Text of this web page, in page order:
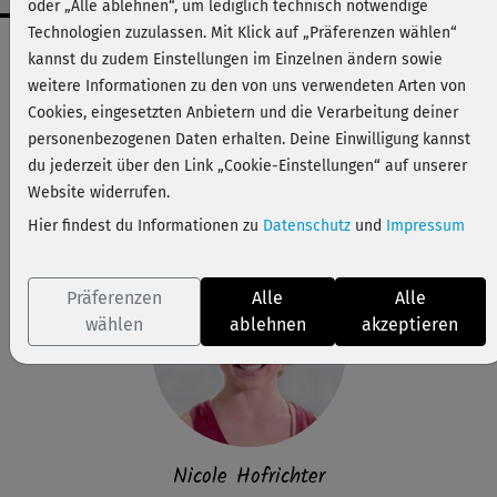
Workout-Facts
mittelschwer
23 Min
159 kcal
Nicole Hofrichter
Matte
Nicole Hofrichter
oder „Alle ablehnen“, um lediglich technisch notwendige
Technologien zuzulassen. Mit Klick auf „Präferenzen wählen“
kannst du zudem Einstellungen im Einzelnen ändern sowie
weitere Informationen zu den von uns verwendeten Arten von
Cookies, eingesetzten Anbietern und die Verarbeitung deiner
personenbezogenen Daten erhalten. Deine Einwilligung kannst
du jederzeit über den Link „Cookie-Einstellungen“ auf unserer
Website widerrufen.
Hier findest du Informationen zu Datenschutz und Impressum
Präferenzen
wählen
Alle
ablehnen
Alle
akzeptieren